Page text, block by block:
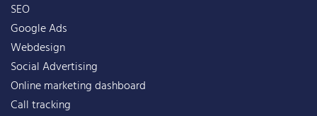
SEO
Google Ads
Webdesign
Social Advertising
Online marketing dashboard
Call tracking